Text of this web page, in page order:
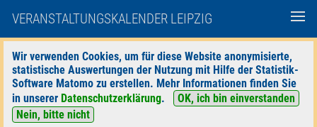
VERANSTALTUNGSKALENDER LEIPZIG
Wir verwenden Cookies, um für diese Website anonymisierte,
statistische Auswertungen der Nutzung mit Hilfe der Statistik-
Software Matomo zu erstellen. Mehr Informationen finden Sie
in unserer Datenschutzerklärung.
OK, ich bin einverstanden
Nein, bitte nicht